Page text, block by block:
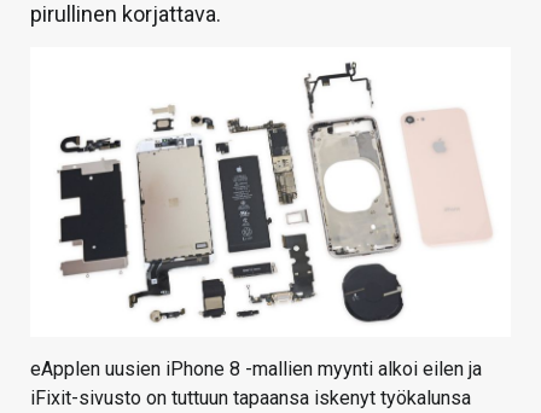
pirullinen korjattava.
eApplen uusien iPhone 8 -mallien myynti alkoi eilen ja
iFixit-sivusto on tuttuun tapaansa iskenyt työkalunsa